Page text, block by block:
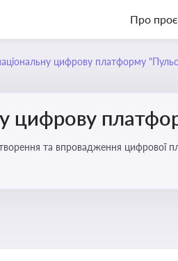
Про
цифрову платформу
цифрову
та впровадження цифрової
влади